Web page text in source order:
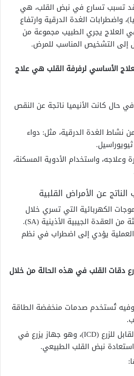
تسبب تسارع في نبض القلب، هي
واضطرابات الغدة الدرقية وارتفاع
في العلاج يجري الطبيب مجموعة من
إلى التشخيص المناسب للمرض.
الأساسي لرفرفة القلب هي علاج
حال كانت الأنيميا ناتجة عن النقص
نشاط الغدة الدرقية، مثل: دواء
وعلاجه، واستخدام الأدوية المسكنة،
عن الأمراض القلبية
الكهربائية التي تسري خلال
العضلات القلبية، والمنبعثة من العقدة الجيبية الأذينية (SA).
يؤدي إلى اضطراب في نظم
دقات القلب في هذه الحالة من خلال
تُستخدم صدمات منخفضة الطاقة
مزيل رجفان القلب القابل للزرع (ICD)، وهو جهاز يزرع في
نبض القلب الطبيعي.